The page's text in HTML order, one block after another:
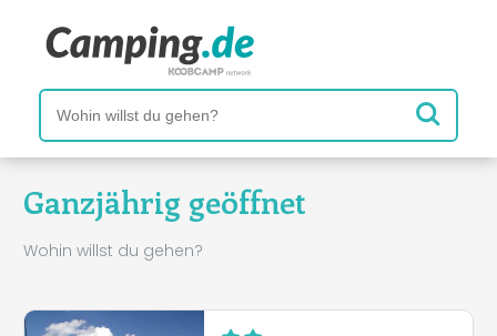
Ganzjährig geöffnet
Wohin willst du gehen?